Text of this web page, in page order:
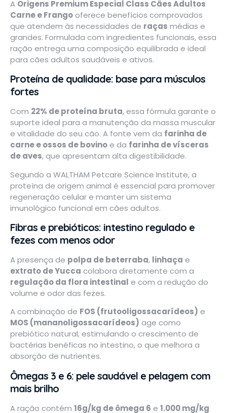
A Origens Premium Especial Class Cães Adultos
Carne e Frangooferece benefícios comprovados
que atendem às necessidades de raças médias e
grandes. Formulada com ingredientes funcionais, essa
ração entrega uma composição equilibrada e ideal
para cães adultos saudáveis e ativos.
Proteína de qualidade: base para músculos
fortes
Com 22% de proteína bruta, essa fórmula garante o
suporte ideal para a manutenção da massa muscular
e vitalidade do seu cão. A fonte vem da farinha de
carne e ossos de bovinoe da farinha de vísceras
de aves, que apresentam alta digestibilidade.
Segundo a WALTHAM Petcare Science Institute, a
proteína de origem animal é essencial para promover
regeneração celular e manter um sistema
imunológico funcional em cães adultos.
Fibras e prebióticos: intestino regulado e
fezes com menos odor
A presença de polpa de beterraba, linhaça e
extrato de Yucca colabora diretamente com a
regulação da flora intestinal e com a redução do
volume e odor das fezes.
A combinação de FOS (frutooligossacarídeos) e
MOS (mananoligossacarídeos) age como
prebiótico natural, estimulando o crescimento de
bactérias benéficas no intestino, o que melhora a
absorção de nutrientes.
Ômegas 3 e 6: pele saudável e pelagem com
mais brilho
A ração contém 16g/kg de ômega 6 e 1.000 mg/kg